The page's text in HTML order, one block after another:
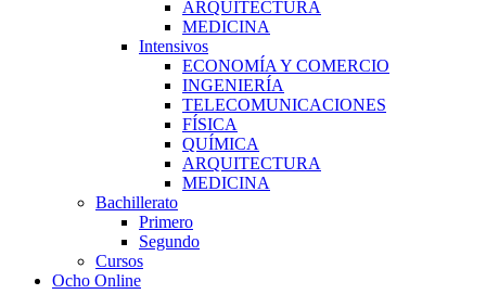
ARQUITECTURA
MEDICINA
Intensivos
ECONOMÍA Y COMERCIO
INGENIERÍA
TELECOMUNICACIONES
FÍSICA
QUÍMICA
ARQUITECTURA
MEDICINA
Bachillerato
Primero
Segundo
Cursos
Ocho Online